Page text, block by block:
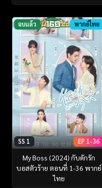
จบแล้ว พากย์ไทย
SS 1 EP 1-36
My Boss (2024) กับดักรัก
บอสตัวร้าย ตอนที่ 1-36 พากย์
ไทย